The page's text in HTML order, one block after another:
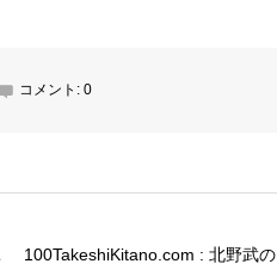
コメント: 0
100TakeshiKitano.com : 北野武の